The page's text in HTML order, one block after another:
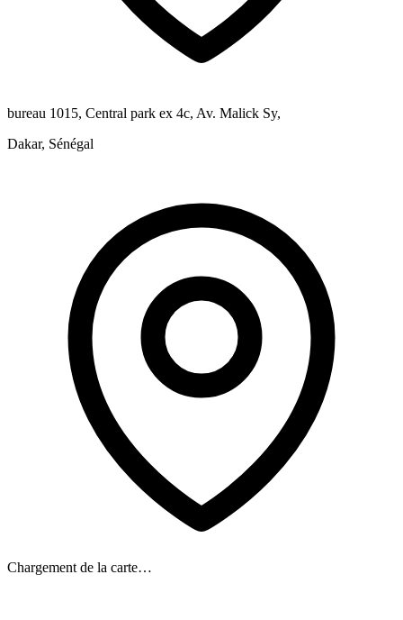
bureau 1015, Central park ex 4c, Av. Malick Sy,
Dakar, Sénégal
Chargement de la carte…